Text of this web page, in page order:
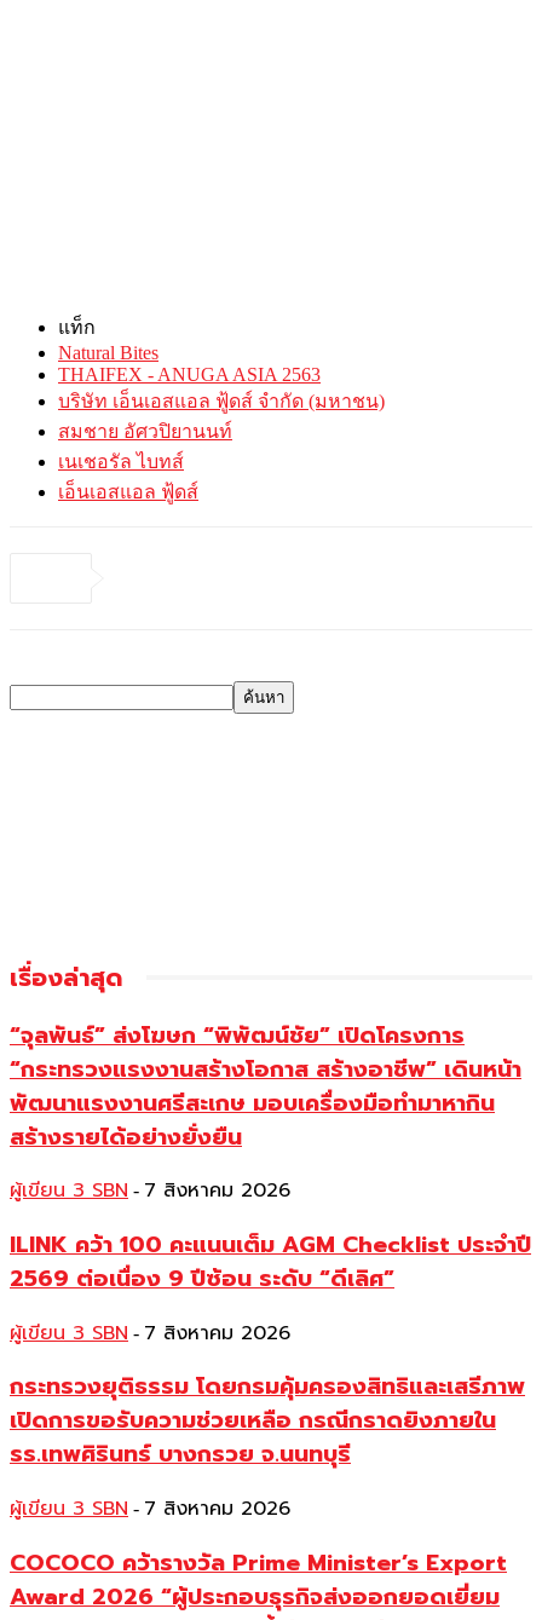
แท็ก
Natural Bites
THAIFEX - ANUGA ASIA 2563
บริษัท เอ็นเอสแอล ฟู้ดส์ จำกัด (มหาชน)
สมชาย อัศวปิยานนท์
เนเชอรัล ไบทส์
เอ็นเอสแอล ฟู้ดส์
เรื่องล่าสุด
“จุลพันธ์” ส่งโฆษก “พิพัฒน์ชัย” เปิดโครงการ
“กระทรวงแรงงานสร้างโอกาส สร้างอาชีพ” เดินหน้า
พัฒนาแรงงานศรีสะเกษ มอบเครื่องมือทำมาหากิน
สร้างรายได้อย่างยั่งยืน
ผู้เขียน 3 SBN - 7 สิงหาคม 2026
ILINK คว้า 100 คะแนนเต็ม AGM Checklist ประจำปี
2569 ต่อเนื่อง 9 ปีซ้อน ระดับ “ดีเลิศ”
ผู้เขียน 3 SBN - 7 สิงหาคม 2026
กระทรวงยุติธรรม โดยกรมคุ้มครองสิทธิและเสรีภาพ
เปิดการขอรับความช่วยเหลือ กรณีกราดยิงภายใน
รร.เทพศิรินทร์ บางกรวย จ.นนทบุรี
ผู้เขียน 3 SBN - 7 สิงหาคม 2026
COCOCO คว้ารางวัล Prime Minister’s Export
Award 2026 “ผู้ประกอบธุรกิจส่งออกยอดเยี่ยม